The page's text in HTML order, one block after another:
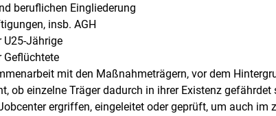
beruflichen Eingliederung
insb. AGH
Jährige
Geflüchtete
mit den Maßnahmeträgern, vor dem
ob einzelne Träger dadurch in ihrer Existenz gefährdet
ergriffen, eingeleitet oder geprüft, um auch